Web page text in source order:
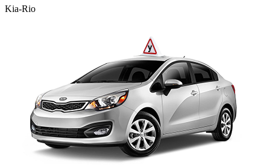
Kia-Rio